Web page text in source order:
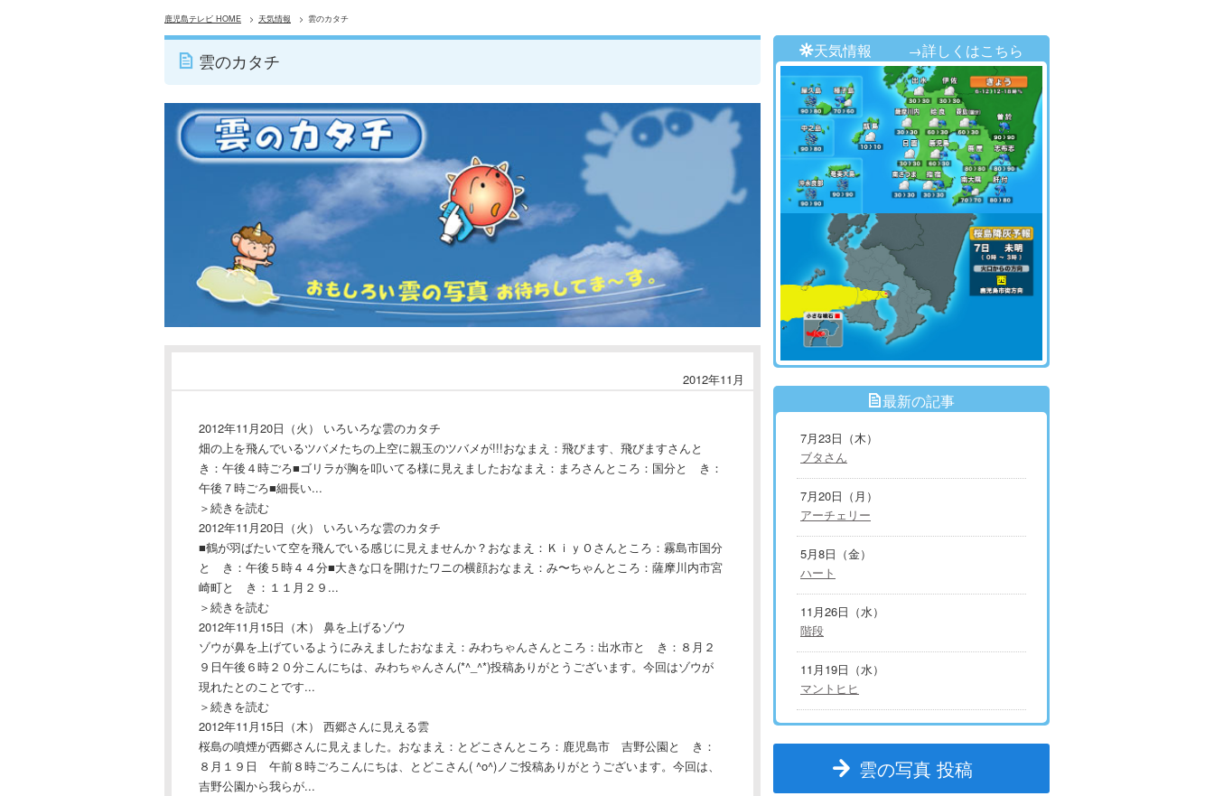
鹿児島テレビ HOME 天気情報 雲のカタチ
雲のカタチ
2012年11月
2012年11月20日（火）
いろいろな雲のカタチ
畑の上を飛んでいるツバメたちの上空に親玉のツバメが!!!おなまえ：飛びます、飛びますさんと
き：午後４時ごろ■ゴリラが胸を叩いてる様に見えましたおなまえ：まろさんところ：国分と き：
午後７時ごろ■細長い...
＞続きを読む
2012年11月20日（火）
いろいろな雲のカタチ
■鶴が羽ばたいて空を飛んでいる感じに見えませんか？おなまえ：ＫｉｙＯさんところ：霧島市国分
と き：午後５時４４分■大きな口を開けたワニの横顔おなまえ：み〜ちゃんところ：薩摩川内市宮
崎町と き：１１月２９...
＞続きを読む
2012年11月15日（木）
鼻を上げるゾウ
ゾウが鼻を上げているようにみえましたおなまえ：みわちゃんさんところ：出水市と き：８月２
９日午後６時２０分こんにちは、みわちゃんさん(*^_^*)投稿ありがとうございます。今回はゾウが
現れたとのことです...
＞続きを読む
2012年11月15日（木）
西郷さんに見える雲
桜島の噴煙が西郷さんに見えました。おなまえ：とどこさんところ：鹿児島市 吉野公園と き：
８月１９日 午前８時ごろこんにちは、とどこさん( ^o^)ノご投稿ありがとうございます。今回は、
吉野公園から我らが...
天気情報 →詳しくはこちら
最新の記事
7月23日（木）
ブタさん
7月20日（月）
アーチェリー
5月8日（金）
ハート
11月26日（水）
階段
11月19日（水）
マントヒヒ
雲の写真 投稿